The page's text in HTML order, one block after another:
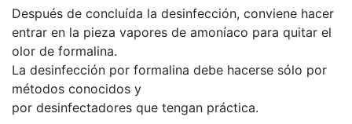
Después de concluída la desinfección, conviene hacer
entrar en la pieza vapores de amoníaco para quitar el
olor de formalina.
La desinfección por formalina debe hacerse sólo por
métodos conocidos y
por desinfectadores que tengan práctica.